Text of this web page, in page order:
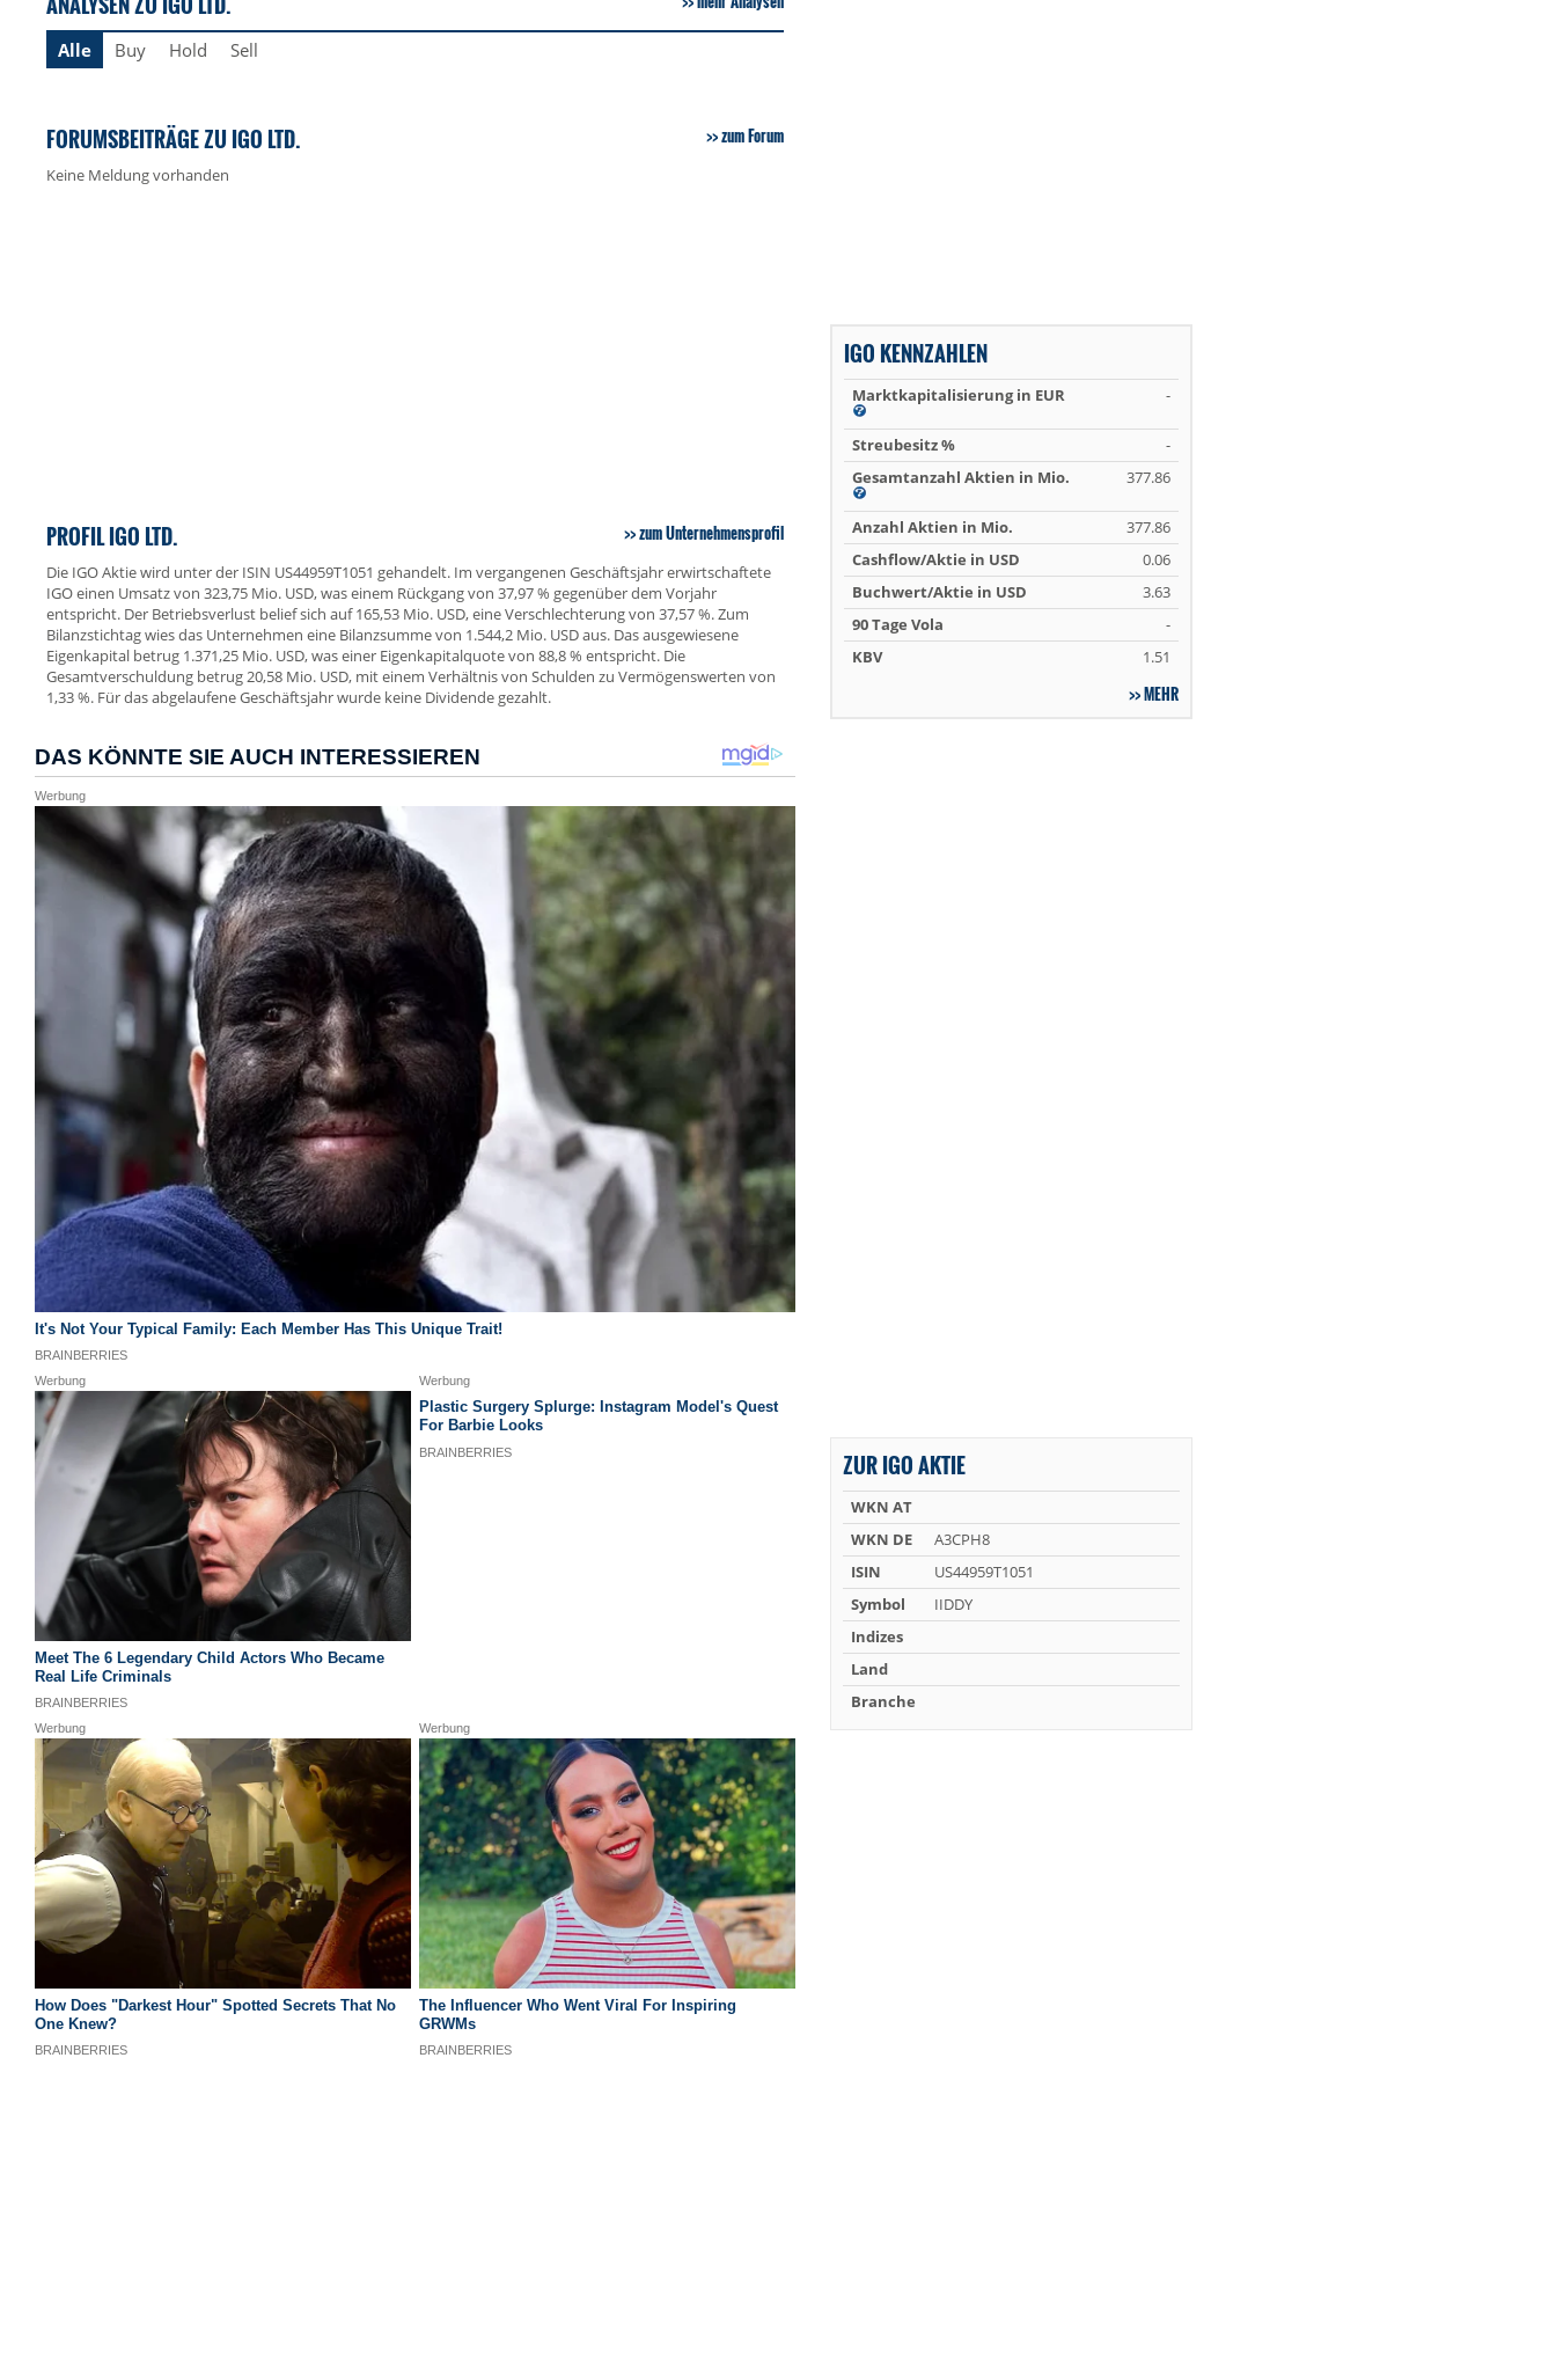
Alle Buy Hold Sell
FORUMSBEITRÄGE ZU IGO LTD. zum Forum
Keine Meldung vorhanden
PROFIL IGO LTD. zum Unternehmensprofil
Die IGO Aktie wird unter der ISIN US44959T1051 gehandelt. Im vergangenen Geschäftsjahr erwirtschaftete
IGO einen Umsatz von 323,75 Mio. USD, was einem Rückgang von 37,97 % gegenüber dem Vorjahr
entspricht. Der Betriebsverlust belief sich auf 165,53 Mio. USD, eine Verschlechterung von 37,57 %. Zum
Bilanzstichtag wies das Unternehmen eine Bilanzsumme von 1.544,2 Mio. USD aus. Das ausgewiesene
Eigenkapital betrug 1.371,25 Mio. USD, was einer Eigenkapitalquote von 88,8 % entspricht. Die
Gesamtverschuldung betrug 20,58 Mio. USD, mit einem Verhältnis von Schulden zu Vermögenswerten von
1,33 %. Für das abgelaufene Geschäftsjahr wurde keine Dividende gezahlt.
IGO KENNZAHLEN
Marktkapitalisierung in EUR -
Streubesitz %
-
Gesamtanzahl Aktien in Mio.
377.86
Anzahl Aktien in Mio.
377.86
Cashflow/Aktie in USD
0.06
Buchwert/Aktie in USD
3.63
90 Tage Vola
-
KBV
1.51
MEHR
ZUR IGO AKTIE
WKN AT
WKN DE
A3CPH8
ISIN
US44959T1051
Symbol
IIDDY
Indizes
Land
Branche